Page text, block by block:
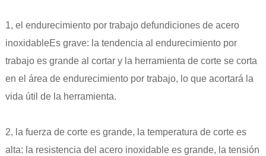
1, el endurecimiento por trabajo defundiciones de acero
inoxidableEs grave: la tendencia al endurecimiento por
trabajo es grande al cortar y la herramienta de corte se corta
en el área de endurecimiento por trabajo, lo que acortará la
vida útil de la herramienta.
2, la fuerza de corte es grande, la temperatura de corte es
alta: la resistencia del acero inoxidable es grande, la tensión